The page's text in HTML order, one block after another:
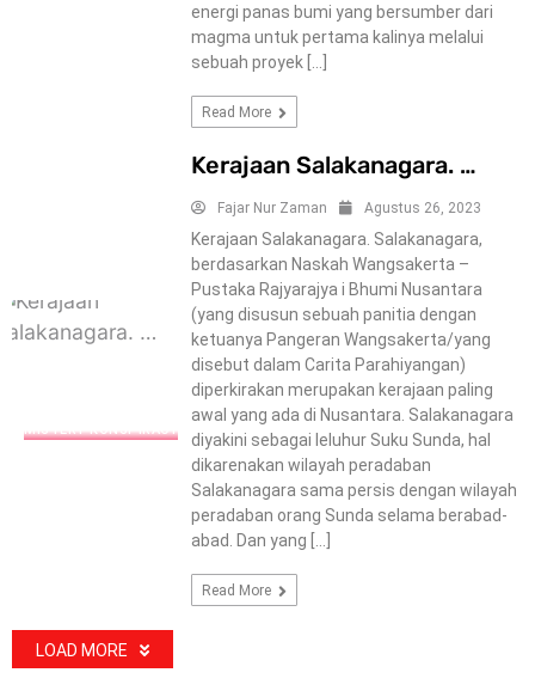
energi panas bumi yang bersumber dari
magma untuk pertama kalinya melalui
sebuah proyek […]
Read More
MISTERY-KONSPIRACY
Kerajaan Salakanagara. …
Fajar Nur Zaman Agustus 26, 2023
Kerajaan Salakanagara. Salakanagara,
berdasarkan Naskah Wangsakerta –
Pustaka Rajyarajya i Bhumi Nusantara
(yang disusun sebuah panitia dengan
ketuanya Pangeran Wangsakerta/yang
disebut dalam Carita Parahiyangan)
diperkirakan merupakan kerajaan paling
awal yang ada di Nusantara. Salakanagara
diyakini sebagai leluhur Suku Sunda, hal
dikarenakan wilayah peradaban
Salakanagara sama persis dengan wilayah
peradaban orang Sunda selama berabad-
abad. Dan yang […]
Read More
LOAD MORE